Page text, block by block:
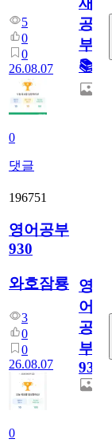
5
0
0
26.08.07
0
댓글
공
부!
📚
196751
영어공부
930
와호잠룡
3
0
0
26.08.07
0
영
어
공
부
930